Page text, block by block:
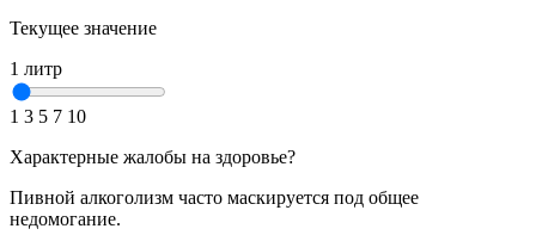
Текущее значение
1 литр
1 3 5 7 10
Характерные жалобы на здоровье?
Пивной алкоголизм часто маскируется под общее
недомогание.